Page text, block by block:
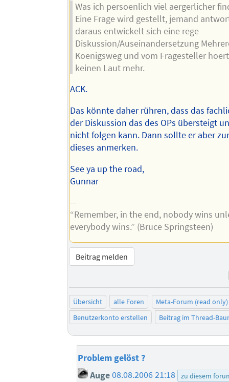
Was ich persoenlich viel aergerlicher
Eine Frage wird gestellt, jemand
daraus entwickelt sich eine rege
Diskussion/Auseinandersetzung
Koenigsweg und vom Fragesteller
keinen Laut mehr.
ACK.
Das könnte daher rühren, dass das
der Diskussion das des OPs übersteigt
nicht folgen kann. Dann sollte er aber
dieses anmerken.
See ya up the road,
Gunnar
--
“Remember, in the end, nobody wins
everybody wins.” (Bruce Springsteen)
Beitrag melden
Übersicht alle Foren
Meta-Forum (read only)
Benutzerkonto erstellen
Beitrag im Thread-
Problem gelöst ?
Auge08.08.2006 21:18 zu diesem